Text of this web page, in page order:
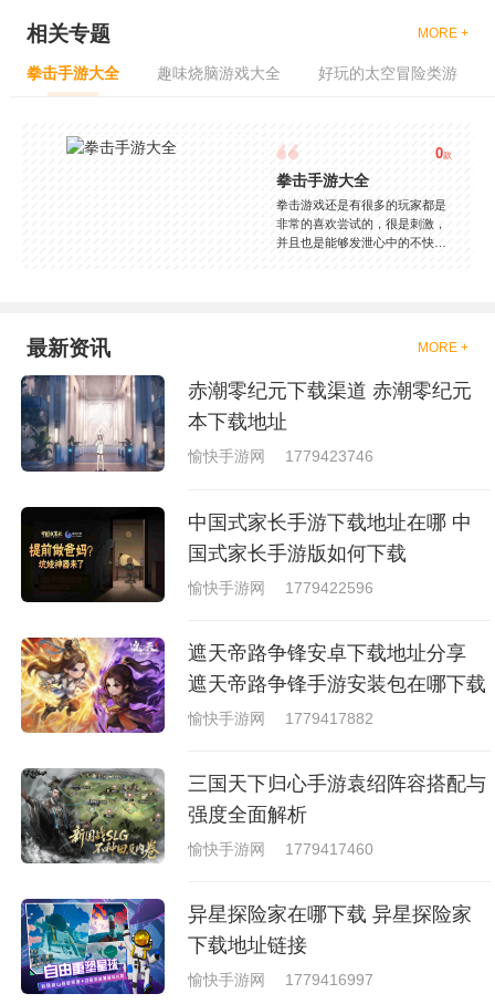
相关专题 MORE +
拳击手游大全 趣味烧脑游戏大全 好玩的太空冒险类游
0款
拳击手游大全
拳击游戏还是有很多的玩家都是
非常的喜欢尝试的，很是刺激，
并且也是能够发泄心中的不快
够去进行体验的，我们也是能够
就是收集了一些有意思的拳击游
戏，相信你们一定会喜欢的。
最新资讯 MORE +
赤潮零纪元下载渠道 赤潮零纪元
本下载地址
愉快手游网 1779423746
中国式家长手游下载地址在哪 中
国式家长手游版如何下载
愉快手游网 1779422596
遮天帝路争锋安卓下载地址分享
遮天帝路争锋手游安装包在哪下载
愉快手游网 1779417882
三国天下归心手游袁绍阵容搭配与
强度全面解析
愉快手游网 1779417460
异星探险家在哪下载 异星探险家
下载地址链接
愉快手游网 1779416997